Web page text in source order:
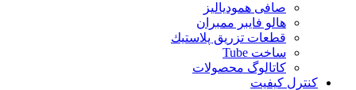
صافی همودیالیز
هالو فایبر ممبران
قطعات تزريق پلاستيك
ساخت Tube
کاتالوگ محصولات
کنترل کیفیت